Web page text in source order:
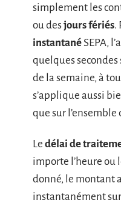
simplement les
ou desjours fériés.
instantanéSEPA,
quelques
de la semaine, à
s’applique aussi
que sur l’ensemble
Le délai de
importe l’heure ou
donné, le montant
instantanément